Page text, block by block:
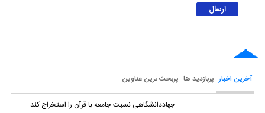
آخرین اخبار پربازدید ها پربحث ترین عناوین
جهاددانشگاهی نسبت جامعه با قرآن را استخراج کند